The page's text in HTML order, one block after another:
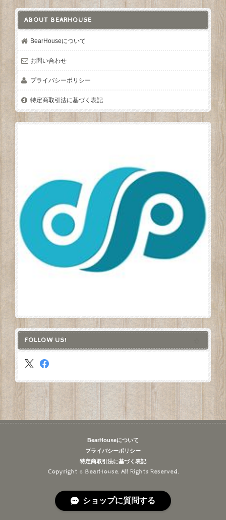
ABOUT BEARHOUSE
BearHouseについて
お問い合わせ
プライバシーポリシー
特定商取引法に基づく表記
FOLLOW US!
BearHouseについて
プライバシーポリシー
特定商取引法に基づく表記
Copyright © BearHouse. All Rights Reserved.
ショップに質問する